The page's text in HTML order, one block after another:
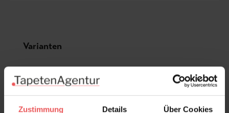
Zustimmung Details Über Cookies
Produktgalerie überspringen
Varianten